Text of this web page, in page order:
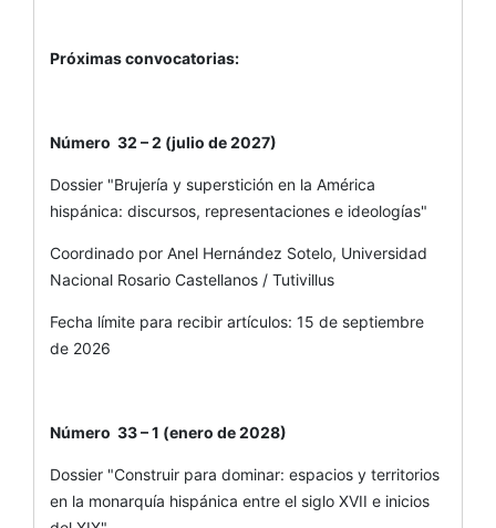
Próximas convocatorias:
Número 32 – 2 (julio de 2027)
Dossier "Brujería y superstición en la América
hispánica: discursos, representaciones e ideologías"
Coordinado por Anel Hernández Sotelo, Universidad
Nacional Rosario Castellanos / Tutivillus
Fecha límite para recibir artículos: 15 de septiembre
de 2026
Número 33 – 1 (enero de 2028)
Dossier "Construir para dominar: espacios y territorios
en la monarquía hispánica entre el siglo XVII e inicios